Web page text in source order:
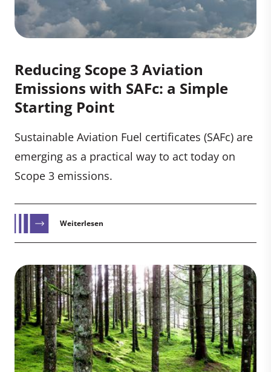
Reducing Scope 3 Aviation
Emissions with SAFc: a Simple
Starting Point
Sustainable Aviation Fuel certificates (SAFc) are
emerging as a practical way to act today on
Scope 3 emissions.
Weiterlesen